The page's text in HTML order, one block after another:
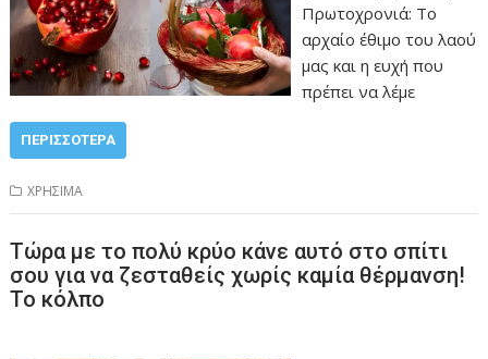
Πρωτοχρονιά: Το
αρχαίο έθιμο του λαού
μας και η ευχή που
πρέπει να λέμε
ΠΕΡΙΣΣΌΤΕΡΑ
ΧΡΗΣΙΜΑ
Τώρα με το πολύ κρύο κάνε αυτό στο σπίτι
σου για να ζεσταθείς χωρίς καμία θέρμανση!
Το κόλπο